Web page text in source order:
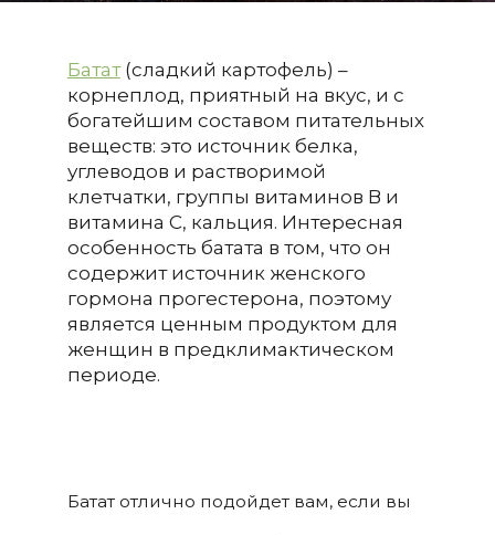
Батат(сладкий картофель) –
корнеплод, приятный на вкус, и с
богатейшим составом питательных
веществ: это источник белка,
углеводов и растворимой
клетчатки, группы витаминов В и
витамина С, кальция. Интересная
особенность батата в том, что он
содержит источник женского
гормона прогестерона, поэтому
является ценным продуктом для
женщин в предклимактическом
периоде.
Батат отлично подойдет вам, если вы